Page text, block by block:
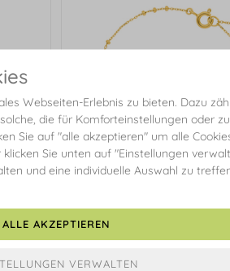
Armkette BLOOM, Amethyst/
18 Karat Gelbgold
Webseiten-Erlebnis zu bieten. Dazu
die für Komforteinstellungen oder
Sie auf "alle akzeptieren" um alle
Sie unten auf "Einstellungen
und eine individuelle Auswahl zu
ALLE AKZEPTIEREN